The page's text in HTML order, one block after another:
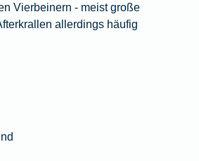
Vierbeinern - meist große
allerdings häufig